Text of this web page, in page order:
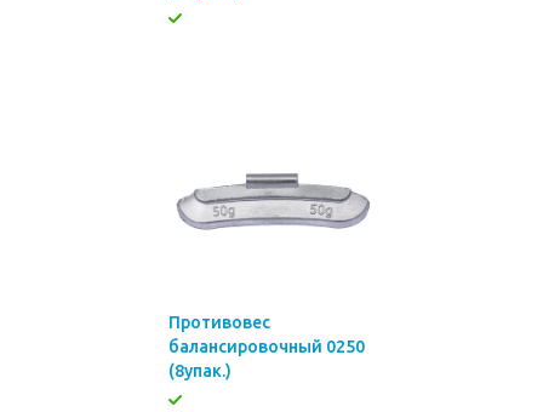
Противовес
балансировочный 0250
(8упак.)